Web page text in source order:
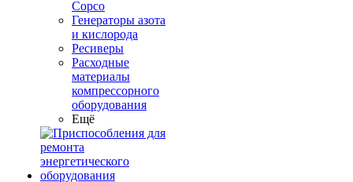
Copco
Генераторы азота
и кислорода
Ресиверы
Расходные
материалы
компрессорного
оборудования
Ещё